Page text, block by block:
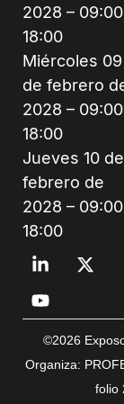
2028 –
18:00
Miércoles 09
de febrero
2028 –
18:00
Jueves 10 de
febrero de
2028 –
18:00
©2026
Organiza:
folio